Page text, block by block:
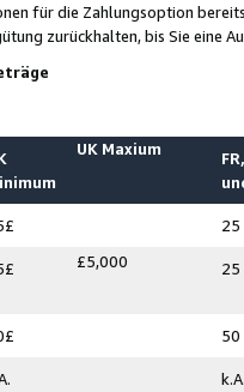
für die Zahlungsoption
zurückhalten, bis Sie
UK Maxium
25
£5,000 25
50